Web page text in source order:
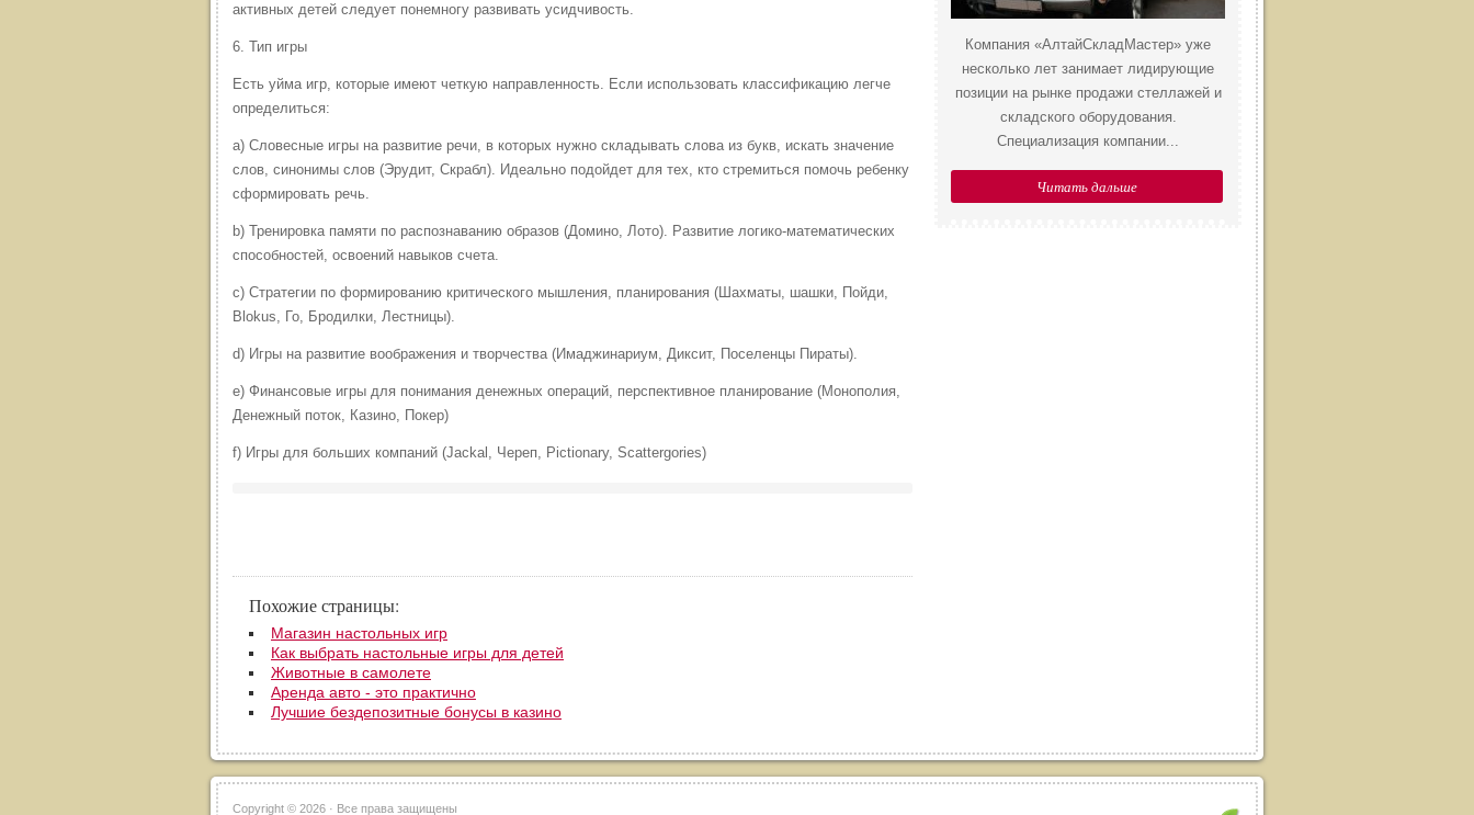
активных детей следует понемногу развивать усидчивость.
6. Тип игры
Есть уйма игр, которые имеют четкую направленность. Если использовать классификацию легче
определиться:
a) Словесные игры на развитие речи, в которых нужно складывать слова из букв, искать значение
слов, синонимы слов (Эрудит, Скрабл). Идеально подойдет для тех, кто стремиться помочь ребенку
сформировать речь.
b) Тренировка памяти по распознаванию образов (Домино, Лото). Развитие логико-математических
способностей, освоений навыков счета.
c) Стратегии по формированию критического мышления, планирования (Шахматы, шашки, Пойди,
Blokus, Го, Бродилки, Лестницы).
d) Игры на развитие воображения и творчества (Имаджинариум, Диксит, Поселенцы Пираты).
e) Финансовые игры для понимания денежных операций, перспективное планирование (Монополия,
Денежный поток, Казино, Покер)
f) Игры для больших компаний (Jackal, Череп, Pictionary, Scattergories)
Похожие страницы:
Магазин настольных игр
​Как выбрать настольные игры для детей
​Животные в самолете
Аренда авто - это практично
Лучшие бездепозитные бонусы в казино
Компания «АлтайСкладМастер» уже
несколько лет занимает лидирующие
позиции на рынке продажи стеллажей и
складского оборудования.
Специализация компании...
Читать дальше
Copyright © 2026 · Все права защищены